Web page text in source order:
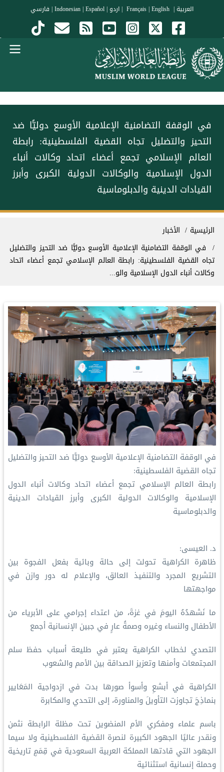
تجاوز إلى المحتوى الرئيسي
العربية|
|English
| اردو|
Indonesian |Español
| فارسي
في الوقفة التضامنية الإعلامية الأوسع دوليًّا ضد
التحيز والتضليل تجاه القضية الفلسطينية: رابطة
العالم الإسلامي تجمع أعضاء اتحاد وكالات أنباء
الدول الإسلامية والوكالات الدولية الكبرى وأبرز
القيادات الدينية والدبلوماسية
مسار التنقل
الرئيسية
الأخبار
في الوقفة التضامنية الإعلامية الأوسع دوليًّا ضد التحيز والتضليل
تجاه القضية الفلسطينية: رابطة العالم الإسلامي تجمع أعضاء اتحاد
وكالات أنباء الدول الإسلامية والو...
في الوقفة التضامنية الإعلامية الأوسع دوليًّا ضد التحيز والتضليل
تجاه القضية الفلسطينية:
رابطة العالم الإسلامي تجمع أعضاء اتحاد وكالات أنباء الدول
الإسلامية والوكالات الدولية الكبرى وأبرز القيادات الدينية
والدبلوماسية
د. العيسى:
ظاهرة الكراهية تحولت إلى حالة وبائية بفعل الفجوة بين
التشريع المجرد والتنفيذ العالق، والإعلام له دور وازن في
مواجهتها
ما نَشهدُهُ اليومَ في غزةَ، من اعتداء إجرامي على الأبرياء من
الأطفال والنساء وغيره وصمةُ عارٍ في جبين الإنسانية أجمع
التصدي لخطاب الكراهية يعتبر في طليعة أسباب حفظ سلم
المجتمعات وأمنها وتعزيز الصداقة بين الأمم والشعوب
الكراهية في أبشعِ وأسوأ صورها بدت في ازدواجية المَعَايير
بنماذِجَ تجاوزت التأويلَ والمناورة، إلى التحدي والمكابرة
باسم علماء ومفكري الأم المنضوين تحت مظلة الرابطة نثمن
ونقدر عاليًا الجهود الكبيرة لنصرة القضية الفلسطينية ولا سيما
الجهود التي قادتها المملكة العربية السعودية في قِمَمٍ تاريخية
وحملة إنسانية استثنائية